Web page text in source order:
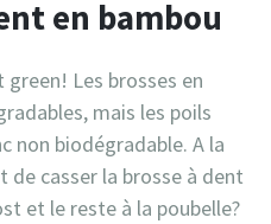
en bambou
green! Les brosses en
mais les poils
non biodégradable. A la
casser la brosse à dent
et le reste à la poubelle?